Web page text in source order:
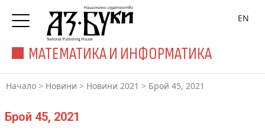
МАТЕМАТИКА И ИНФОРМАТИКА
EN
Начало > Новини > Новини 2021 > Брой 45, 2021
Брой 45, 2021